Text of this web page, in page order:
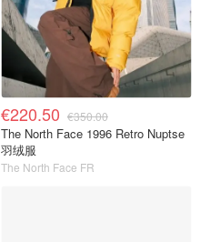
€220.50 €350.00
The North Face 1996 Retro Nuptse
羽绒服
The North Face FR